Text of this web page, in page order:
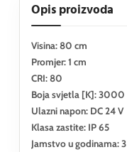
Opis proizvoda
Visina: 80 cm
Promjer: 1 cm
CRI: 80
Boja svjetla [K]: 3000
Ulazni napon: DC 24 V
Klasa zastite: IP 65
Jamstvo u godinama: 3